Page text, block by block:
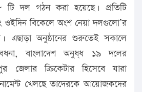
টি দল গঠন করা হয়েছে। প্রতিটি
ওইদিন বিকেলে অংশ নেয়া দলগুলো’র
এছাড়া অনুষ্ঠানের শুরুতেই সকালে
বাংলাদেশ অনুধ্ধ ১৯ দলের
জেলার ক্রিকেটার হিসেবে যারা
খেলছে তাদেরকে আয়োজকদের